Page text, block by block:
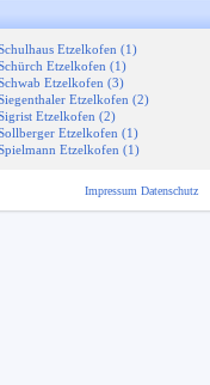
Etzelkofen (1)
Etzelkofen (1)
Etzelkofen (3)
Etzelkofen (2)
Etzelkofen (2)
Etzelkofen (1)
Etzelkofen (1)
Impressum Datenschutz